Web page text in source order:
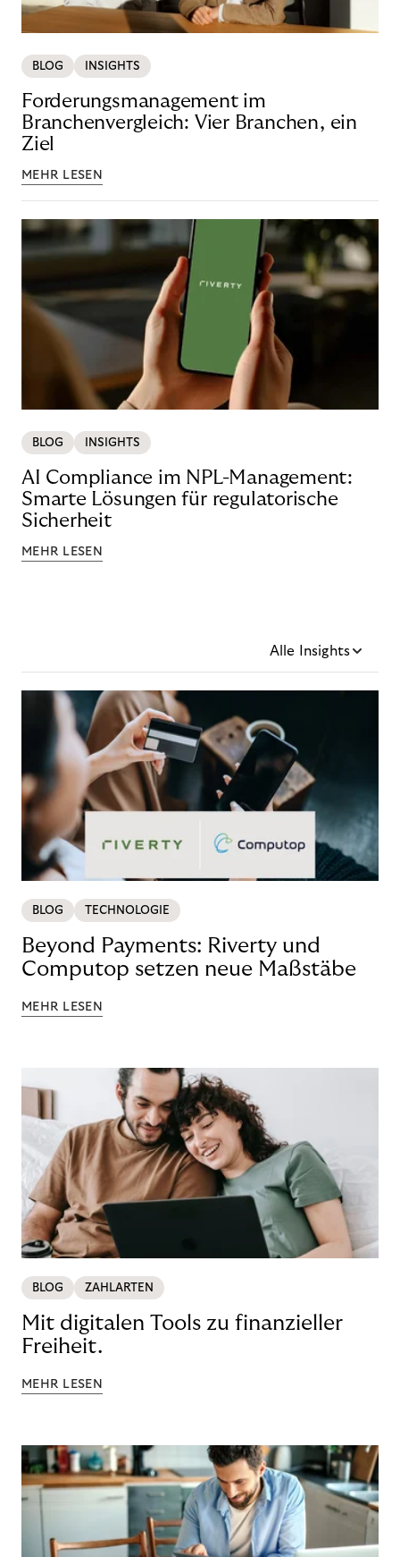
BLOG INSIGHTS
Forderungsmanagement im
Branchenvergleich: Vier Branchen, ein
Ziel
MEHR LESEN
BLOG INSIGHTS
AI Compliance im NPL-Management:
Smarte Lösungen für regulatorische
Sicherheit
MEHR LESEN
Alle Insights
BLOG TECHNOLOGIE
Beyond Payments: Riverty und
Computop setzen neue Maßstäbe
MEHR LESEN
BLOG ZAHLARTEN
Mit digitalen Tools zu finanzieller
Freiheit.
MEHR LESEN